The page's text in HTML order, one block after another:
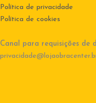
Política de privacidade
Política de cookies
Canal para requisições de